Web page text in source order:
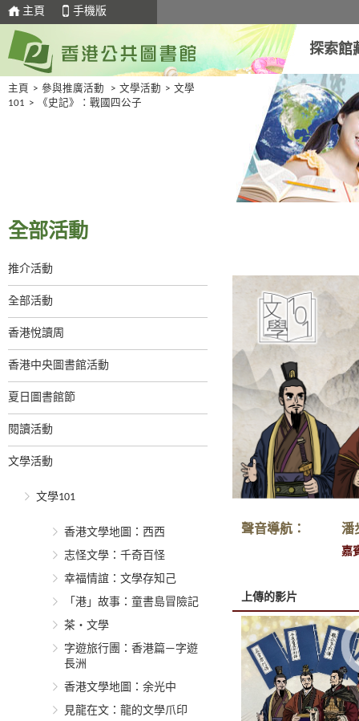
主頁 手機版
探索館
主頁 > 參與推廣活動 > 文學活動 > 文學
101 > 《史記》：戰國四公子
全部活動
推介活動
全部活動
香港悅讀周
香港中央圖書館活動
夏日圖書館節
閱讀活動
文學活動
文學101
香港文學地圖：西西
志怪文學：千奇百怪
幸福情誼：文學存知己
「港」故事：童書島冒險記
茶‧文學
字遊旅行團：香港篇—字遊
長洲
香港文學地圖：余光中
見龍在文：龍的文學爪印
聲音導航： 潘
嘉
上傳的影片